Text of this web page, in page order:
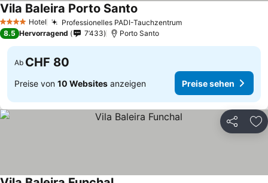
4 Sterne Hotel Professionelles PADI-TauchzentrumPreise sehen
Vila Baleira Porto Santo
8.5 Hervorragend 7’433 Porto Santo
Ab CHF 80
Preise von 10 Websites anzeigen Preise sehen
Teilen